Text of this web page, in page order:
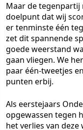
Maar de tegenpartij
doelpunt dat wij
er tenminste één
zet dit spannende
goede weerstand
gaan vliegen. We
paar één-tweetjes
punten erbij.
Als eerstejaars
opgewassen tegen
het verlies van